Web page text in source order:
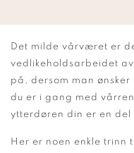
Det milde vårværet er
vedlikeholdsarbeidet
på, dersom man
du er i gang med
ytterdøren din er en
Her er noen enkle trinn